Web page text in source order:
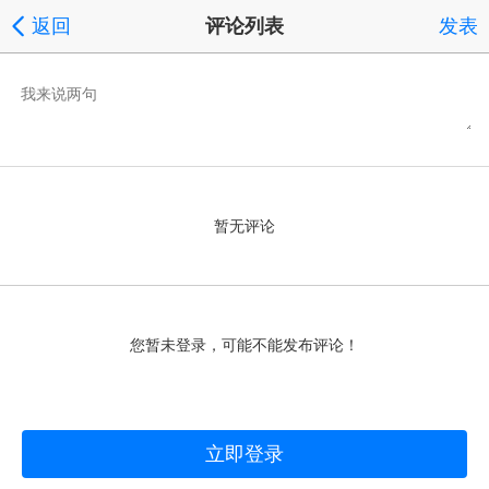
返回 评论列表 发表
暂无评论
您暂未登录，可能不能发布评论！
立即登录